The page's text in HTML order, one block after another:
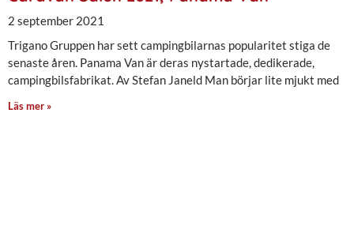
2 september 2021
Trigano Gruppen har sett campingbilarnas popularitet stiga de
senaste åren. Panama Van är deras nystartade, dedikerade,
campingbilsfabrikat. Av Stefan Janeld Man börjar lite mjukt med
Läs mer »